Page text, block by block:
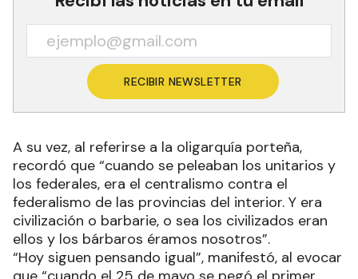
RECIBIR NEWSLETTER
A su vez, al referirse a la oligarquía porteña,
recordó que “cuando se peleaban los unitarios y
los federales, era el centralismo contra el
federalismo de las provincias del interior. Y era
civilización o barbarie, o sea los civilizados eran
ellos y los bárbaros éramos nosotros”.
“Hoy siguen pensando igual”, manifestó, al evocar